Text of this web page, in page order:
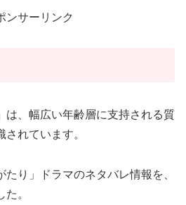
ンサーリンク
は、幅広い年齢層に支持される質
れています。
たり」ドラマのネタバレ情報を、
。